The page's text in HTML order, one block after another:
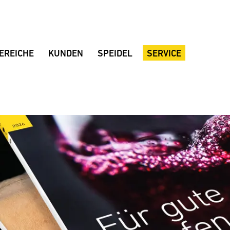
KUNDEN
Weingut Dom Charbielin
Weingut Sauska
Weingut Two EE's
Huber Winery
Weingut Briem
Serendipity Cellars
Brauerei Blank
SPEIDEL
Historie
Messetermine
Stellenangebote
SERVICE
Downloads